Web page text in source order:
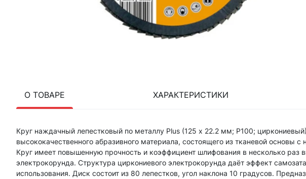
О ТОВАРЕ ХАРАКТЕРИСТИКИ
Круг наждачный лепестковый по металлу Plus (125 х 22.2 мм; Р100;
высококачественного абразивного материала, состоящего из тканевой основы
Круг имеет повышенную прочность и коэффициент шлифования в несколько раз
электрокорунда. Структура циркониевого электрокорунда даёт эффект
использования. Диск состоит из 80 лепестков, угол наклона 10 градусов.